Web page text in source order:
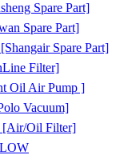
Spare Part]
Spare Part]
Spare Part]
Filter]
Oil Air Pump ]
Vacuum]
Oil Filter]